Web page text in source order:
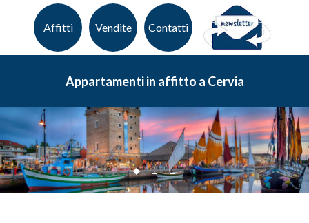
Appartamenti in affitto a Cervia
Affitti Vendite Contatti